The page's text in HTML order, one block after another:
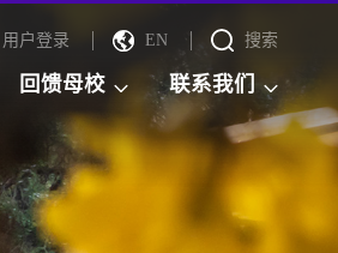
用户登录 EN 搜索
回馈母校 联系我们